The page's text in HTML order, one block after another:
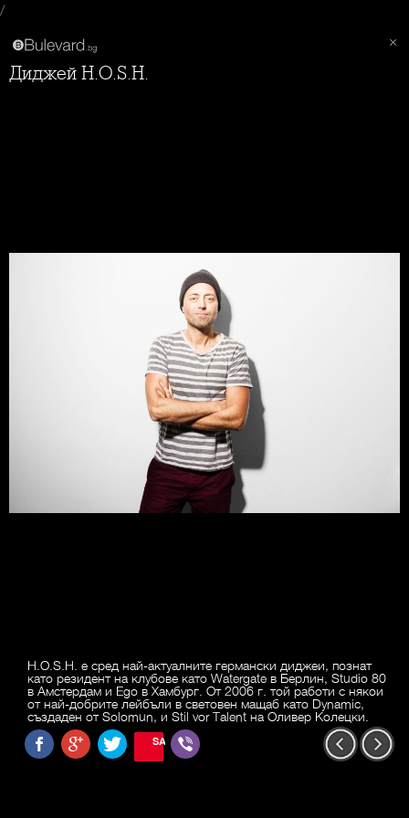
/
Диджей H.O.S.H.
H.O.S.H. е сред най-актуалните германски диджеи, познат
като резидент на клубове като Watergate в Берлин, Studio 80
в Амстердам и Ego в Хамбург. От 2006 г. той работи с някои
от най-добрите лейбъли в световен мащаб като Dynamic,
създаден от Solomun, и Stil vor Talent на Оливер Колецки.
SAVE